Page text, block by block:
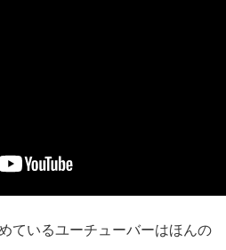
ているユーチューバーはほんの